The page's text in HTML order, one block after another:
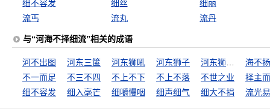
细不容发
细丝
细丽
流丐
流丸 流丹
与“河海不择细流”相关的成语
河不出图 河东三箧 河东狮吼 河东狮子
海不
不一而足
不三不四 不上不下 不上不落 不世之业
择主
细不容发
细入毫芒 细嚼慢咽 细声细气 细大不捐 流光